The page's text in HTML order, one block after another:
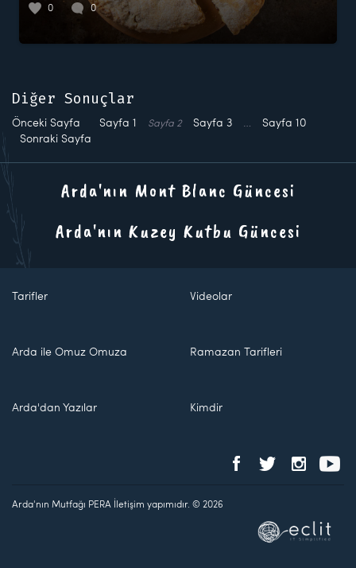
0 0
Diğer Sonuçlar
Önceki Sayfa Sayfa 1 Sayfa 2 Sayfa 3 … Sayfa 10
Sonraki Sayfa
Arda'nın Mont Blanc Güncesi
Arda'nın Kuzey Kutbu Güncesi
Tarifler Videolar
Arda ile Omuz Omuza Ramazan Tarifleri
Arda'dan Yazılar Kimdir
Arda'nın Mutfağı PERA İletişim yapımıdır. © 2026